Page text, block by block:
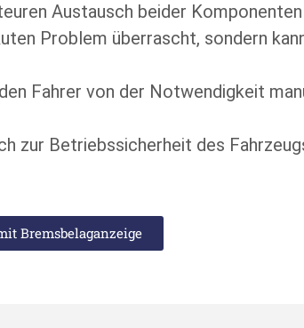
Austausch beider
Problem überrascht, sondern
Fahrer von der Notwendigkeit
zur Betriebssicherheit des
Bremsbelaganzeige